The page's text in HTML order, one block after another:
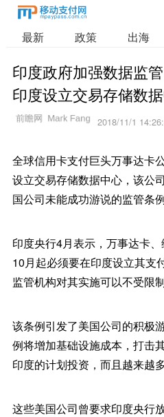
最新 政策 出海
印度政府加强数据监
印度设立交易存储数
2018/11/1
全球信用卡支付巨头万事达卡
设立交易存储数据中心，该公
国公司未能成功游说的监管条例
印度央行4月表示，万事达卡
10月起必须要在印度设立其支
监管机构对其实施可以不受限
该条例引发了美国公司的积极
例将增加基础设施成本，打击
印度的计划投资，而且越来越
这些美国公司曾要求印度央行